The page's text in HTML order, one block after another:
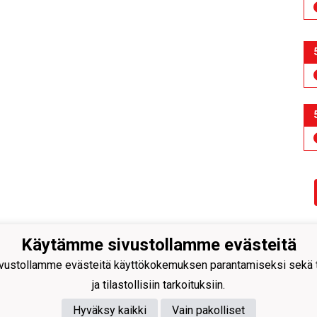
Käytämme sivustollamme evästeitä
evästeitä käyttökokemuksen parantamiseksi sekä
ja tilastollisiin tarkoituksiin.
Hyväksy kaikki
Vain pakolliset